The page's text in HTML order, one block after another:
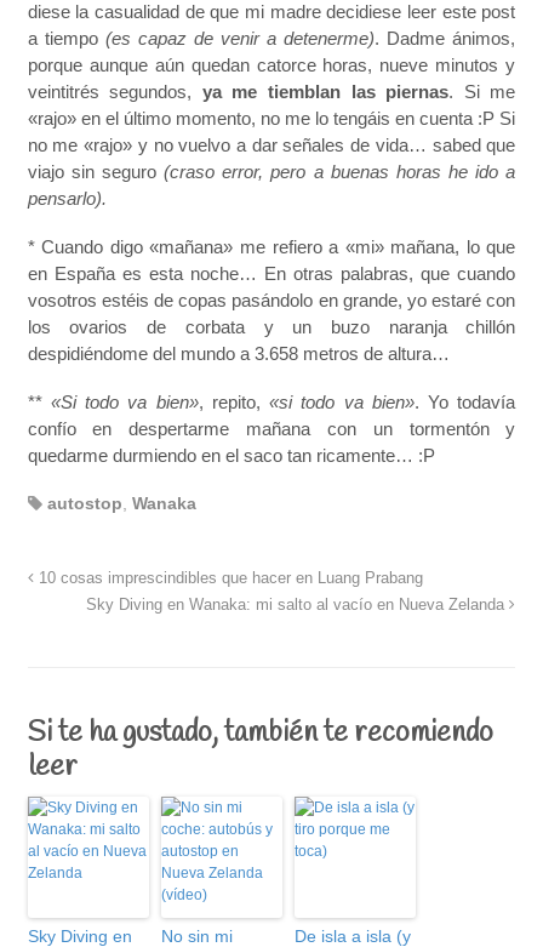
diese la casualidad de que mi madre decidiese leer este post
a tiempo (es capaz de venir a detenerme). Dadme ánimos,
porque aunque aún quedan catorce horas, nueve minutos y
veintitrés segundos, ya me tiemblan las piernas. Si me
«rajo» en el último momento, no me lo tengáis en cuenta :P Si
no me «rajo» y no vuelvo a dar señales de vida… sabed que
viajo sin seguro(craso error, pero a buenas horas he ido a
pensarlo).
* Cuando digo «mañana» me refiero a «mi» mañana, lo que
en España es esta noche… En otras palabras, que cuando
vosotros estéis de copas pasándolo en grande, yo estaré con
los ovarios de corbata y un buzo naranja chillón
despidiéndome del mundo a 3.658 metros de altura…
** «Si todo va bien», repito,«si todo va bien». Yo todavía
confío en despertarme mañana con un tormentón y
quedarme durmiendo en el saco tan ricamente… :P
autostop Wanaka
10 cosas imprescindibles que hacer en Luang Prabang
Sky Diving en Wanaka: mi salto al vacío en Nueva Zelanda
Si te ha gustado, también te recomiendo
leer
Sky Diving en
No sin mi
De isla a isla (y